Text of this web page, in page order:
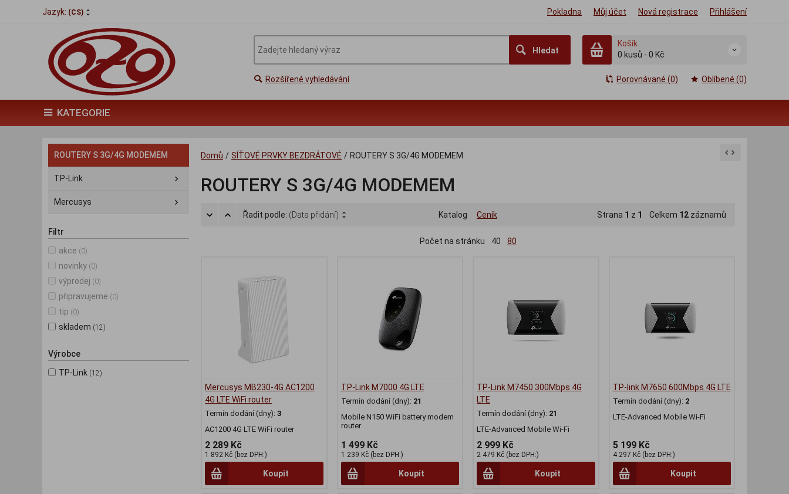
Jazyk: (CS) Pokladna Můj účet Nová registrace Přihlášení
Hledat
Košík
0 kusů - 0 Kč
Rozšířené vyhledávání Porovnávané (0) Oblíbené (0)
KATEGORIE
ROUTERY S 3G/4G MODEMEM
TP-Link
Mercusys
Filtr
akce (0)
novinky (0)
výprodej (0)
připravujeme (0)
tip (0)
skladem (12)
Výrobce
TP-Link (12)
Domů / SÍŤOVÉ PRVKY BEZDRÁTOVÉ / ROUTERY S 3G/4G MODEMEM
ROUTERY S 3G/4G MODEMEM
Řadit podle: (Data přidání) Katalog Ceník Strana 1 z 1 Celkem 12 záznamů
Počet na stránku 40 80
Mercusys MB230-4G AC1200
4G LTE WiFi router
Termín dodání (dny): 3
AC1200 4G LTE WiFi router
2 289 Kč
1 892 Kč (bez DPH:)
Koupit
TP-Link M7000 4G LTE
Termín dodání (dny): 21
Mobile N150 WiFi battery modem
router
1 499 Kč
1 239 Kč (bez DPH:)
Koupit
TP-Link M7450 300Mbps 4G
LTE
Termín dodání (dny): 21
LTE-Advanced Mobile Wi-Fi
2 999 Kč
2 479 Kč (bez DPH:)
Koupit
TP-link M7650 600Mbps 4G LTE
Termín dodání (dny): 2
LTE-Advanced Mobile Wi-Fi
5 199 Kč
4 297 Kč (bez DPH:)
Koupit